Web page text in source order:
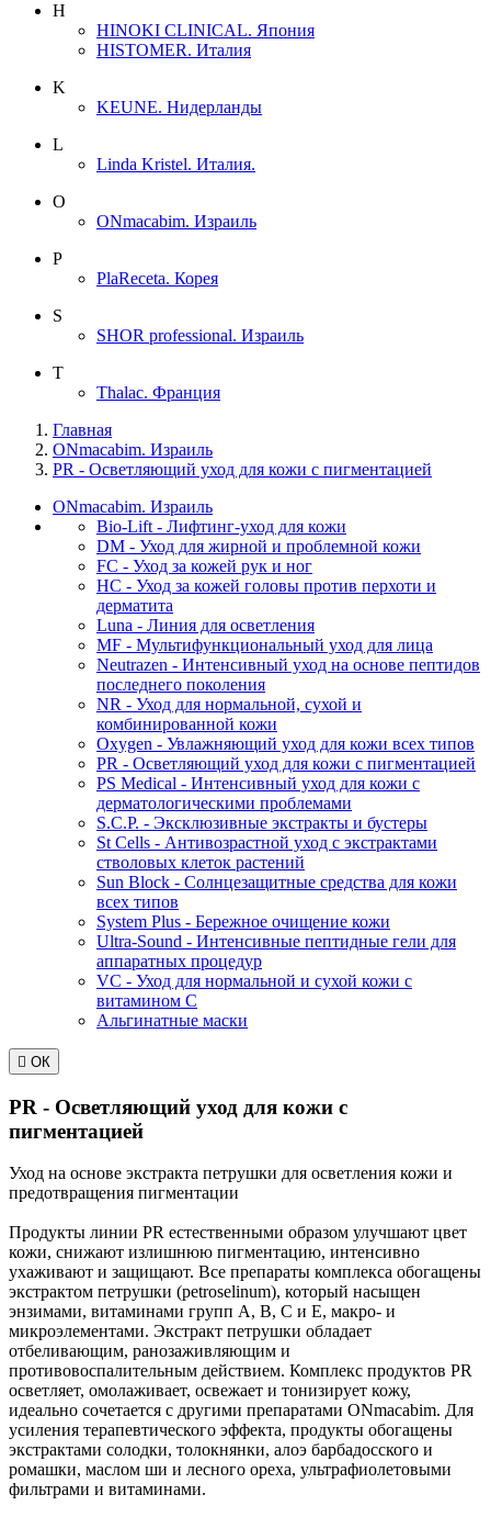
H
HINOKI CLINICAL. Япония
HISTOMER. Италия
K
KEUNE. Нидерланды
L
Linda Kristel. Италия.
O
ONmacabim. Израиль
P
PlaReceta. Корея
S
SHOR professional. Израиль
T
Thalac. Франция
Главная
ONmacabim. Израиль
PR - Осветляющий уход для кожи с пигментацией
ONmacabim. Израиль
Bio-Lift - Лифтинг-уход для кожи
DM - Уход для жирной и проблемной кожи
FC - Уход за кожей рук и ног
HC - Уход за кожей головы против перхоти и
дерматита
Luna - Линия для осветления
MF - Мультифункциональный уход для лица
Neutrazen - Интенсивный уход на основе пептидов
последнего поколения
NR - Уход для нормальной, сухой и
комбинированной кожи
Oxygen - Увлажняющий уход для кожи всех типов
PR - Осветляющий уход для кожи с пигментацией
PS Medical - Интенсивный уход для кожи с
дерматологическими проблемами
S.C.P. - Эксклюзивные экстракты и бустеры
St Cells - Антивозрастной уход с экстрактами
стволовых клеток растений
Sun Block - Солнцезащитные средства для кожи
всех типов
System Plus - Бережное очищение кожи
Ultra-Sound - Интенсивные пептидные гели для
аппаратных процедур
VC - Уход для нормальной и сухой кожи с
витамином С
Альгинатные маски
 ОК
PR - Осветляющий уход для кожи с
пигментацией
Уход на основе экстракта петрушки для осветления кожи и
предотвращения пигментации
Продукты линии PR естественными образом улучшают цвет
кожи, снижают излишнюю пигментацию, интенсивно
ухаживают и защищают. Все препараты комплекса обогащены
экстрактом петрушки (рetroselinum), который насыщен
энзимами, витаминами групп А, B, C и E, макро- и
микроэлементами. Экстракт петрушки обладает
отбеливающим, ранозаживляющим и
противовоспалительным действием. Комплекс продуктов PR
осветляет, омолаживает, освежает и тонизирует кожу,
идеально сочетается с другими препаратами ONmacabim. Для
усиления терапевтического эффекта, продукты обогащены
экстрактами солодки, толокнянки, алоэ барбадосского и
ромашки, маслом ши и лесного ореха, ультрафиолетовыми
фильтрами и витаминами.